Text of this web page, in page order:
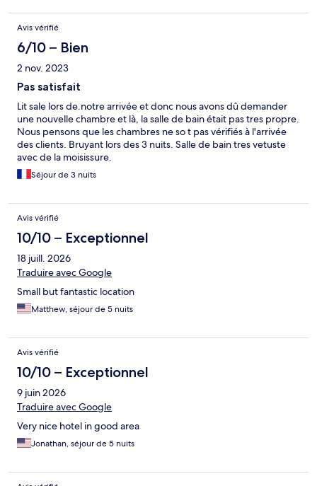
18ans car en plein red light district pu entertainment district
Avis vérifié
6/10 – Bien
2 nov. 2023
Pas satisfait
Lit sale lors de.notre arrivée et donc nous avons dû demander
une nouvelle chambre et là, la salle de bain était pas tres propre.
Nous pensons que les chambres ne so t pas vérifiés à l'arrivée
des clients. Bruyant lors des 3 nuits. Salle de bain tres vetuste
avec de la moisissure.
Séjour de 3 nuits
Avis vérifié
10/10 – Exceptionnel
18 juill. 2026
Traduire avec Google
Small but fantastic location
Matthew, séjour de 5 nuits
Avis vérifié
10/10 – Exceptionnel
9 juin 2026
Traduire avec Google
Very nice hotel in good area
Jonathan, séjour de 5 nuits